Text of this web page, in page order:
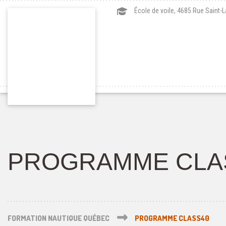
École de voile, 4685 Rue Saint-
PROGRAMME
FORMATION NAUTIQUE QUÉBEC PROGRAMME CLASS40